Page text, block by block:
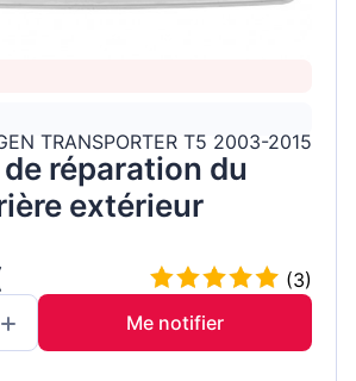
TRANSPORTER T5 2003-2015
réparation du
extérieur
(3)
Me notifier